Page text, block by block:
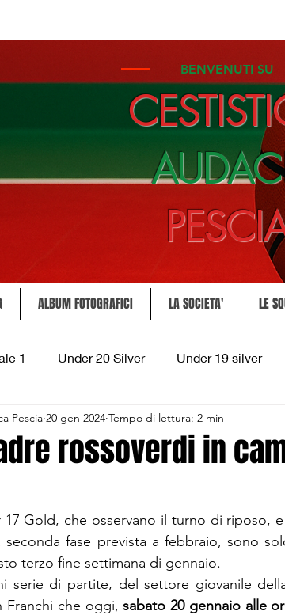
BENVENUTI SU
ALBUM FOTOGRAFICI LA SOCIETA' LE
1 Under 20 Silver Under 19 silver
14 Silver Under 13 Silver Esordienti
rossoverdi in
Pescia 20 gen 2024 Tempo di lettura: 2 min
Gold, che osservano il turno di riposo,
seconda fase prevista a febbraio, sono
terzo fine settimana di gennaio.
serie di partite, del settore giovanile
Franchi che oggi, sabato 20 gennaio alle